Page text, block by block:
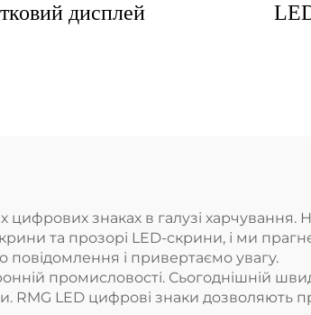
дисплей
цифрових знаках в галузі харчування.
та прозорі LED-скрини, і ми
і привертаємо увагу.
промисловості. Сьогоднішній
RMG LED цифрові знаки дозволяють